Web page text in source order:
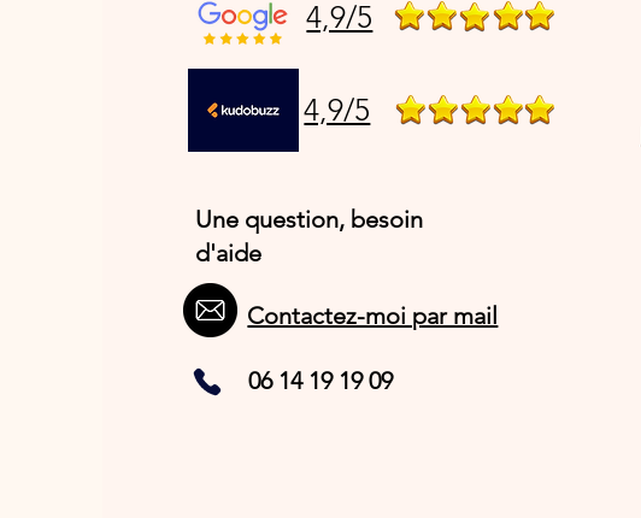
4,9/5
4,9/5
Une question, besoin
d'aide
Contactez-moi par mail
06 14 19 19 09